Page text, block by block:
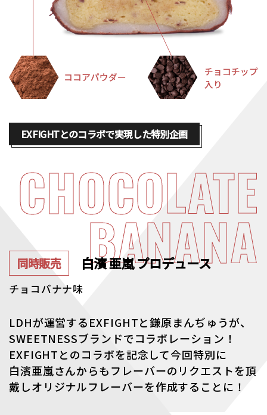
EXFIGHTとのコラボで実現した特別企画
CHOCOLATE
BANANA
同時販売 白濱 亜嵐 プロデュース
チョコバナナ味
LDHが運営するEXFIGHTと鎌原まんぢゅうが、
SWEETNESSブランドでコラボレーション！
EXFIGHTとのコラボを記念して今回特別に
⽩濱亜嵐さんからもフレーバーのリクエストを頂
戴しオリジナルフレーバーを作成することに！